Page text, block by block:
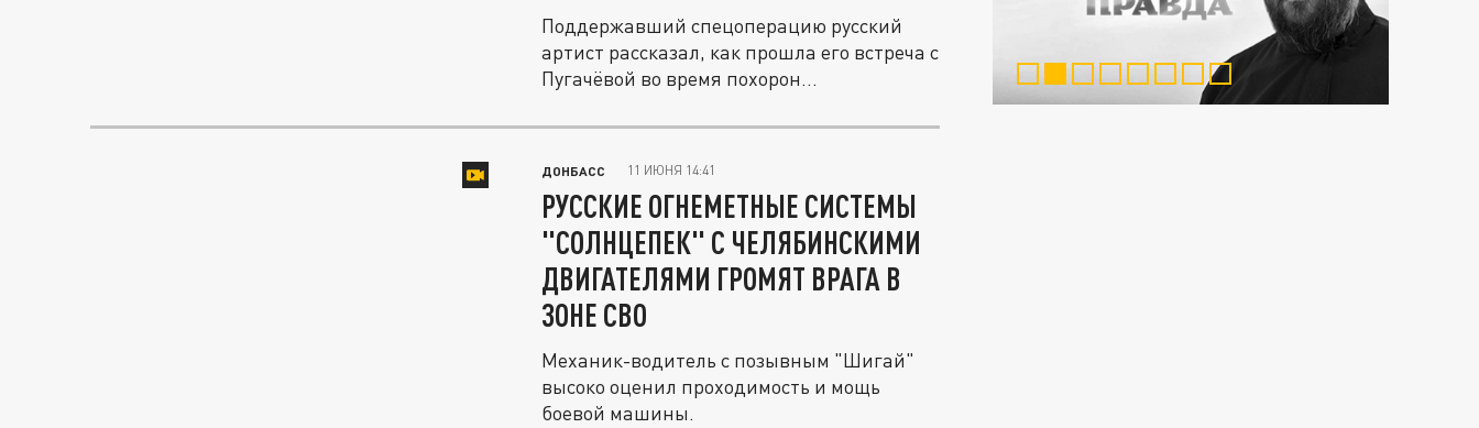
Поддержавший спецоперацию русский
артист рассказал, как прошла его встреча с
Пугачёвой во время похорон...
ДОНБАСС 11 ИЮНЯ 14:41
РУССКИЕ ОГНЕМЕТНЫЕ СИСТЕМЫ
"СОЛНЦЕПЕК" С ЧЕЛЯБИНСКИМИ
ДВИГАТЕЛЯМИ ГРОМЯТ ВРАГА В
ЗОНЕ СВО
Механик-водитель с позывным "Шигай"
высоко оценил проходимость и мощь
боевой машины.